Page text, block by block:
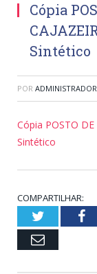
Cópia
Sintético
POR ADMINISTRADOR
Cópia POSTO DE
Sintético
COMPARTILHAR:
Twitter
Email